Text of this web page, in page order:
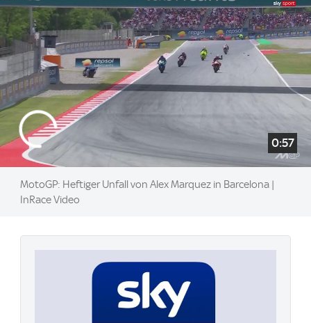
0:57
MotoGP: Heftiger Unfall von Alex Marquez in Barcelona |
InRace Video